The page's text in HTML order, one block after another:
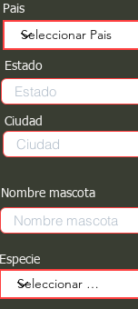
Pais
Estado
Ciudad
Nombre mascota
Especie